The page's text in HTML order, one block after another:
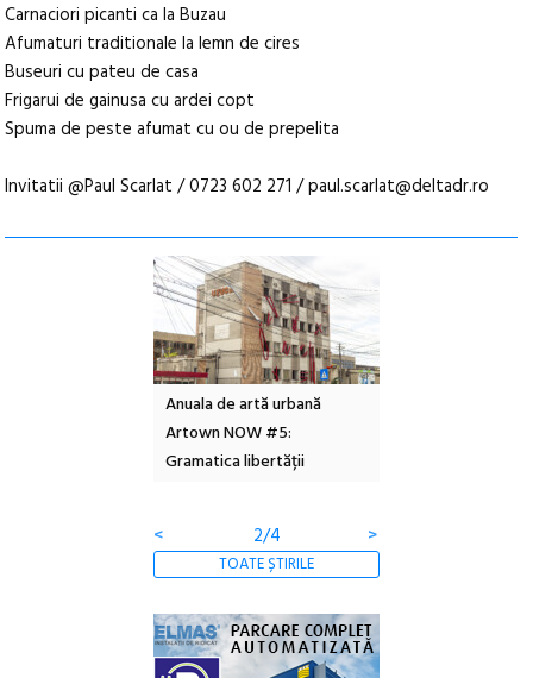
Carnaciori picanti ca la Buzau
Afumaturi traditionale la lemn de cires
Buseuri cu pateu de casa
Frigarui de gainusa cu ardei copt
Spuma de peste afumat cu ou de prepelita
Invitatii @Paul Scarlat / 0723 602 271 / paul.scarlat@deltadr.ro
Anuala de artă urbană
Artown NOW #5:
Gramatica libertății
< 2/4 >
TOATE ȘTIRILE